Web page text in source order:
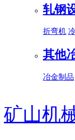
轧钢
折弯机
其他
冶金制品
矿山机